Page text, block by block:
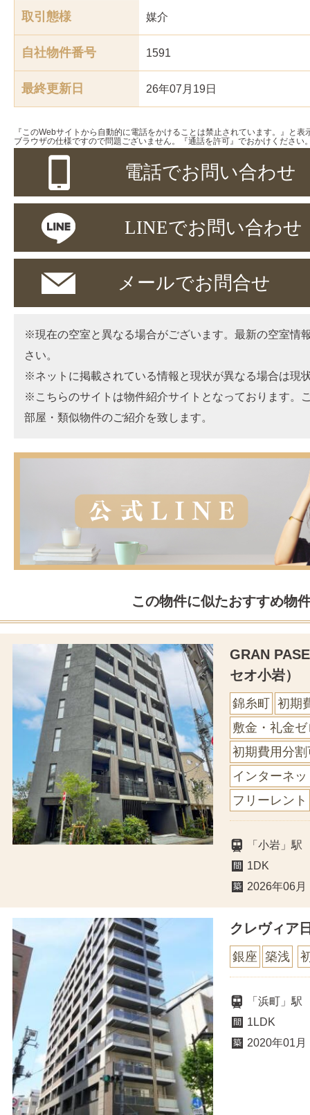
取引態様 媒介
自社物件番号 1591
最終更新日 26年07月19日
『このWebサイトから自動的に電話をかけることは禁止されています。』と
ブラウザの仕様ですので問題ございません。『通話を許可』でおかけください
電話でお問い合わせ
LINEでお問い合わせ
メールでお問合せ
※現在の空室と異なる場合がございます。最新の空室情
さい。
※ネットに掲載されている情報と現状が異なる場合は現
※こちらのサイトは物件紹介サイトとなっております。
部屋・類似物件のご紹介を致します。
この物件に似たおすすめ物
GRAN
セオ小岩）
錦糸町
初期
敷金・礼金ゼ
初期費用分割
インターネ
フリーレント
「小岩」
1DK
2026年06月
クレヴィア
銀座 築浅
「浜町」
1LDK
2020年01月